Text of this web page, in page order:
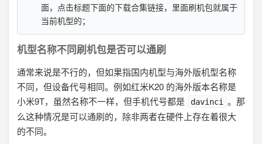
面，点击标题下面的下载合集链接，里面刷机包就属于
当前机型的；
机型名称不同刷机包是否可以通刷
通常来说是不行的，但如果指国内机型与海外版机型名称
不同，但设备代号相同。例如红米K20 的海外版本名称是
小米9T，虽然名称不一样，但手机代号都是
davinci
。那
么这种情况是可以通刷的，除非两者在硬件上存在着很大
的不同。